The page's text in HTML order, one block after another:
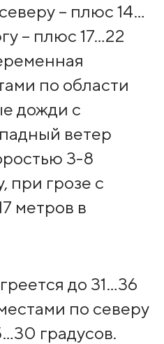
– плюс 14…
– плюс 17…22
по области
дожди с
ветер
3-8
при грозе с
метров в
до 31…36
по северу
градусов.